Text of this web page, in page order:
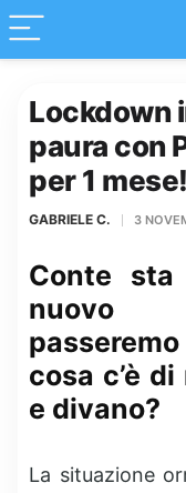
Lockdown
paura con
per 1 mese!
GABRIELE C. 3
Conte
nuovo
cosa c’è
e divano?
La situazione